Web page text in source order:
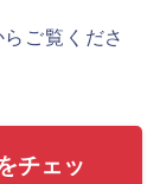
ご覧くださ
チェッ